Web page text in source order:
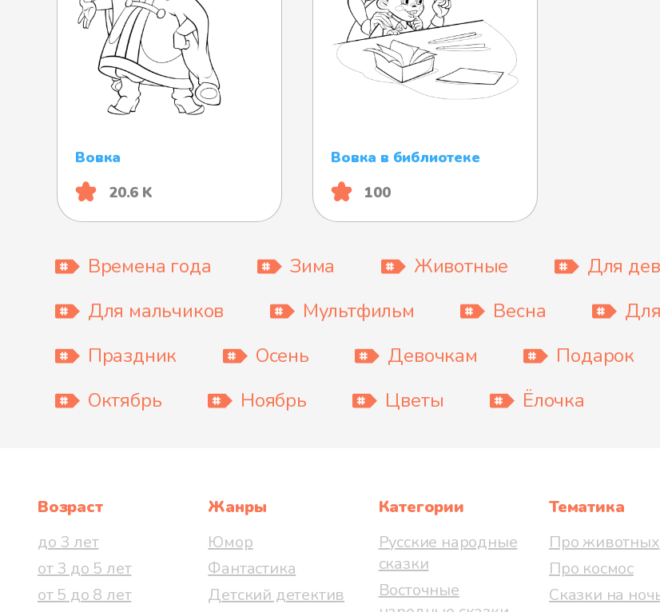
Вовка
20.6 K
Вовка в библиотеке
100
Времена года Зима Животные Для
Для мальчиков
Мультфильм Весна
Праздник
Осень Девочкам Подарок
Октябрь
Ноябрь Цветы Ёлочка
Возраст
до 3 лет
от 3 до 5 лет
от 5 до 8 лет
Жанры
Юмор
Фантастика
Детский детектив
Категории
Русские народные
сказки
Восточные
Тематика
Про животных
Про космос
Сказки на